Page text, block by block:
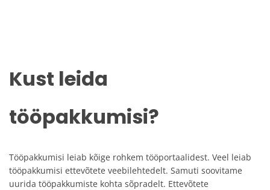
Kust leida
tööpakkumisi?
Tööpakkumisi leiab kõige rohkem tööportaalidest. Veel leiab
tööpakkumisi ettevõtete veebilehtedelt. Samuti soovitame
uurida tööpakkumiste kohta sõpradelt. Ettevõtete